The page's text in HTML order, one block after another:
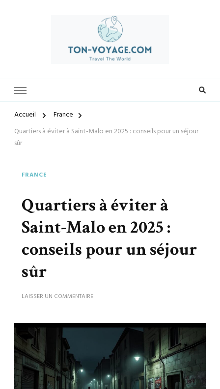
meilleures offres et créez des souvenirs inoubliables. Explorez le
Accueil
France
Quartiers à éviter à Saint-Malo en 2025 : conseils pour un séjour
sûr
FRANCE
Quartiers à éviter à
Saint-Malo en 2025 :
conseils pour un séjour
sûr
LAISSER UN COMMENTAIRESUR
ÉVITER
À
2025
CONSEILS